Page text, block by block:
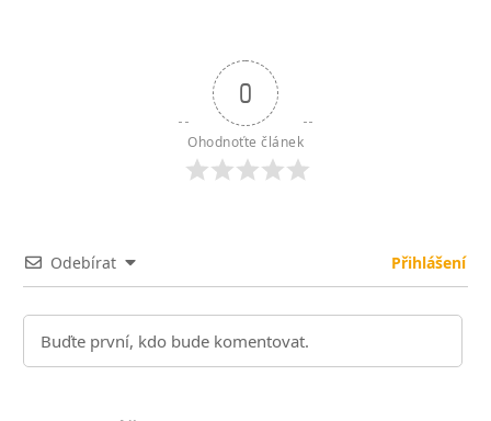
0
Ohodnoťte článek
Odebírat Přihlášení